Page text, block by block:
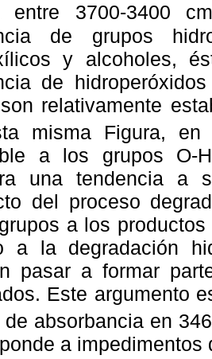
entre 3700-3400 cm
de grupos
y alcoholes,
de
relativamente
misma Figura,
a los grupos O-
una tendencia a
del proceso
a los
a la degradación
pasar a formar
Este argumento
de absorbancia en
a impedimentos